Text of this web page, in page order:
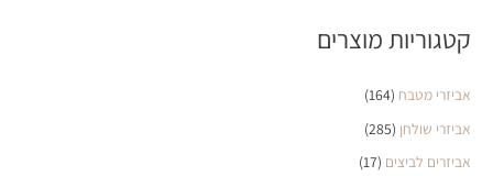
קטגוריות מוצרים
אביזרי מטבח (164)
אביזרי שולחן (285)
אביזרים לביצים (17)